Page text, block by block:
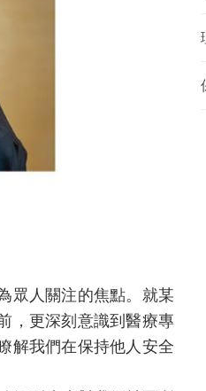
眾人關注的焦點。就某
，更深刻意識到醫療專
解我們在保持他人安全